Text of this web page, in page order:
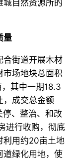
城自然资源所的
量
合街道开展木材
市场地块总面积
其中一期18.3
，成交总金额
、整治、和改
进行收购，彻底
利用约20亩土地
道绿化用地，使